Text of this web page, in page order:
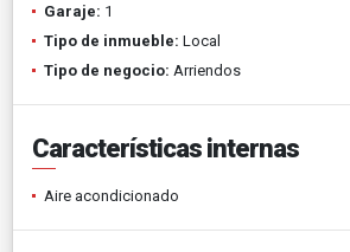
Garaje: 1
Tipo de inmueble: Local
Tipo de negocio: Arriendos
Características internas
Aire acondicionado